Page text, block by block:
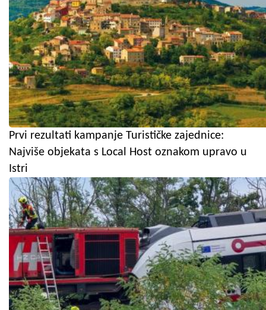
Prvi rezultati kampanje Turističke zajednice:
Najviše objekata s Local Host oznakom upravo u
Istri